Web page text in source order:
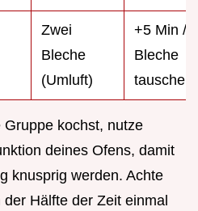
Zwei
Bleche
(Umluft)
+5 Min /
Bleche
tauschen
kochst, nutze
deines Ofens, damit
knusprig werden. Achte
Hälfte der Zeit einmal